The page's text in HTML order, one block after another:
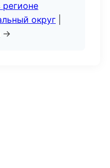
округ
→